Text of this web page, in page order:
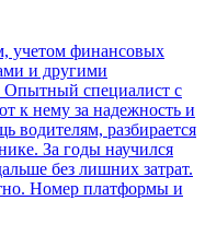
учетом финансовых
и другими
Опытный специалист с
к нему за надежность и
водителям, разбирается
За годы научился
без лишних затрат.
Номер платформы и